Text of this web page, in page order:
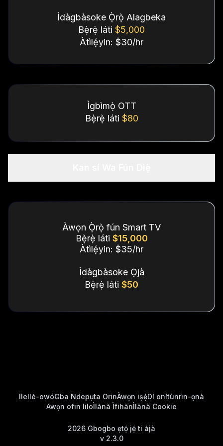
Ìdàgbàsoke Ọ̀rọ̀ Alagbeka
Bẹ̀rẹ̀ láti $5,000
Àtìlẹ́yin: $30/hr
Ìgbìmọ̀ OTT
Bẹ̀rẹ̀ láti $80
Àwọn Ọ̀rọ̀ fún Smart TV
Bẹ̀rẹ̀ láti $15,000
Àtìlẹ́yin: $35/hr
Ìdàgbàsoke Ọjà
Bẹ̀rẹ̀ láti $50
IleIlé-owóGba Ndepụta OrinÀwọn iṣẹ́Dí onítùnrìn-ọnà
Awọn ofin liloÌlànà ÌfihànÌlànà Cookie
2026 Gbogbo ẹtọ́ jẹ́ ti àjà
v 2.3.0